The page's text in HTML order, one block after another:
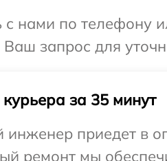
нами по телефону
Ваш запрос для
за 35 минут
приедет в
ремонт мы